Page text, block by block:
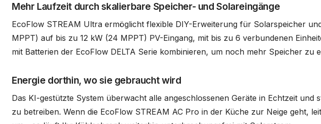
Mehr Laufzeit durch skalierbare Speicher- und Solareingänge
EcoFlow STREAM Ultra ermöglicht flexible DIY-Erweiterung für Solarspeicher
MPPT) auf bis zu 12 kW (24 MPPT) PV-Eingang, mit bis zu 6 verbundenen
mit Batterien der EcoFlow DELTA Serie kombinieren, um noch mehr Speicher zu
Energie dorthin, wo sie gebraucht wird
Das KI-gestützte System überwacht alle angeschlossenen Geräte in Echtzeit
zu betreiben. Wenn die EcoFlow STREAM AC Pro in der Küche zur Neige geht,